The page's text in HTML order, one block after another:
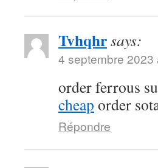
Tvhqhrsays:
4 septembre 2023
order ferrous
cheap order
Répondre